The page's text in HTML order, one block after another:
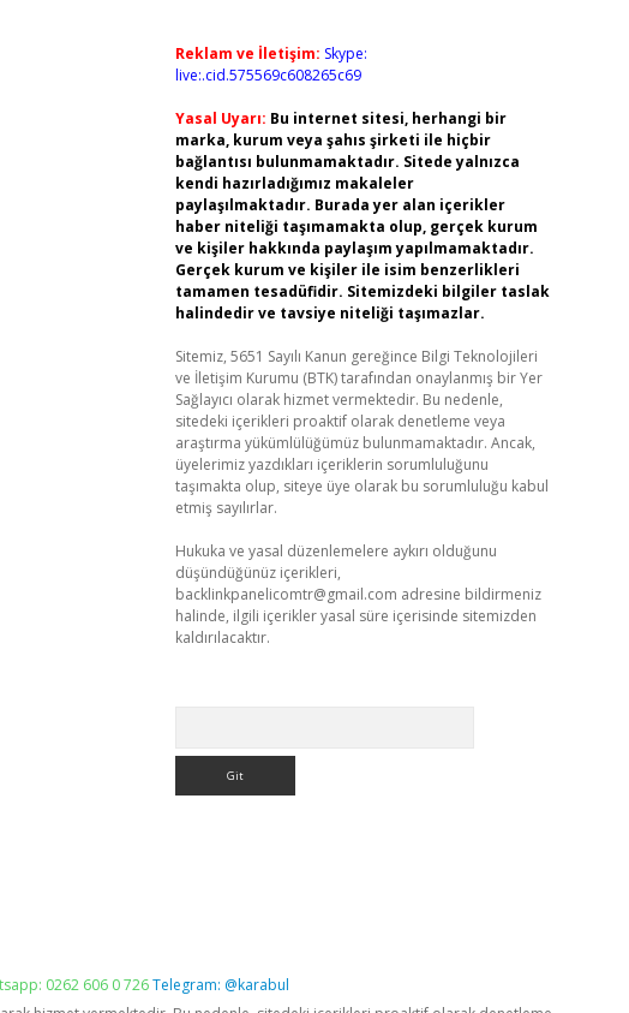
Reklam ve İletişim: Skype:
live:.cid.575569c608265c69
Yasal Uyarı: Bu internet sitesi, herhangi bir
marka, kurum veya şahıs şirketi ile hiçbir
bağlantısı bulunmamaktadır. Sitede yalnızca
kendi hazırladığımız makaleler
paylaşılmaktadır. Burada yer alan içerikler
haber niteliği taşımamakta olup, gerçek kurum
ve kişiler hakkında paylaşım yapılmamaktadır.
Gerçek kurum ve kişiler ile isim benzerlikleri
tamamen tesadüfidir. Sitemizdeki bilgiler taslak
halindedir ve tavsiye niteliği taşımazlar.
Sitemiz, 5651 Sayılı Kanun gereğince Bilgi Teknolojileri
ve İletişim Kurumu (BTK) tarafından onaylanmış bir Yer
Sağlayıcı olarak hizmet vermektedir. Bu nedenle,
sitedeki içerikleri proaktif olarak denetleme veya
araştırma yükümlülüğümüz bulunmamaktadır. Ancak,
üyelerimiz yazdıkları içeriklerin sorumluluğunu
taşımakta olup, siteye üye olarak bu sorumluluğu kabul
etmiş sayılırlar.
Hukuka ve yasal düzenlemelere aykırı olduğunu
düşündüğünüz içerikleri,
backlinkpanelicomtr@gmail.com adresine bildirmeniz
halinde, ilgili içerikler yasal süre içerisinde sitemizden
kaldırılacaktır.
0262 606 0 726Telegram: @karabul